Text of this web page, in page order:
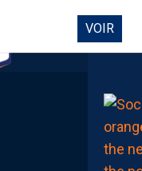
DIRECT
VOIR